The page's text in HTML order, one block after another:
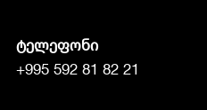
ტელეფონი
+995 592 81 82 21